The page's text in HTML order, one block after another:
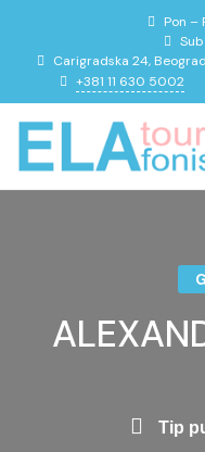
Pon –
Sub
Carigradska 24, Beograd
+381 11 630 5002
Tip